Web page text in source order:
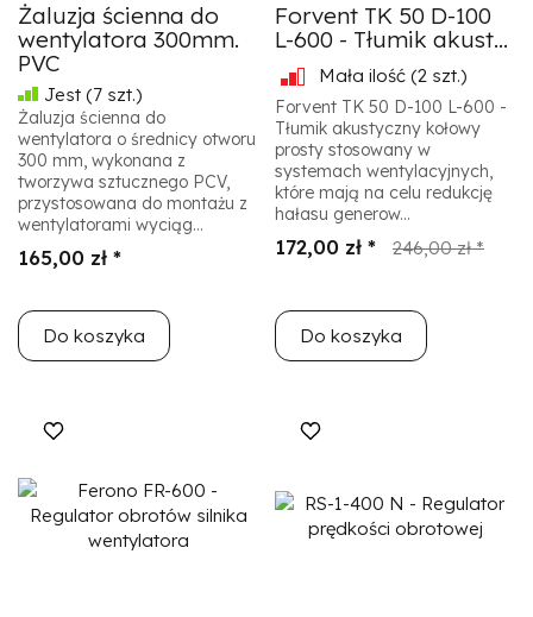
Żaluzja ścienna do
wentylatora 300mm.
PVC
Jest (7 szt.)
Żaluzja ścienna do
wentylatora o średnicy otworu
300 mm, wykonana z
tworzywa sztucznego PCV,
przystosowana do montażu z
wentylatorami wyciąg...
165,00 zł *
Do koszyka
Forvent TK 50 D-100
L-600 - Tłumik akust...
Mała ilość (2 szt.)
Forvent TK 50 D-100 L-600 -
Tłumik akustyczny kołowy
prosty stosowany w
systemach wentylacyjnych,
które mają na celu redukcję
hałasu generow...
172,00 zł * 246,00 zł *
Do koszyka